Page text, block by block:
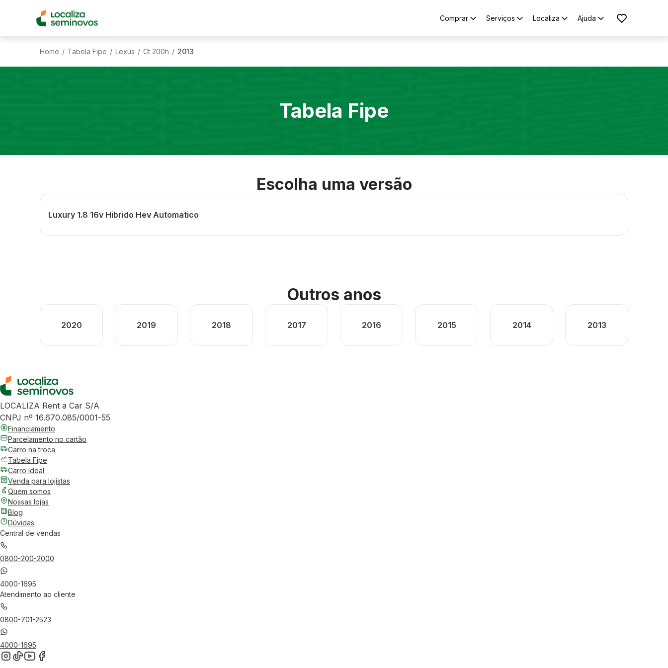
Comprar Serviços Localiza Ajuda
Home / Tabela Fipe / Lexus / Ct 200h / 2013
Tabela Fipe
Escolha uma versão
Luxury 1.8 16v Hibrido Hev Automatico
Outros anos
2020 2019 2018 2017 2016 2015 2014 2013
LOCALIZA Rent a Car S/A
CNPJ nº 16.670.085/0001-55
Financiamento
Parcelamento no cartão
Carro na troca
Tabela Fipe
Carro Ideal
Venda para lojistas
Quem somos
Nossas lojas
Blog
Dúvidas
Central de vendas
0800-200-2000
4000-1695
Atendimento ao cliente
0800-701-2523
4000-1695